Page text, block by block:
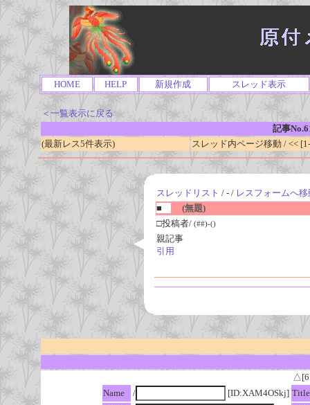
HOME HELP 新規作成 スレッド表示
＜一覧表示に戻る
記事
(最新レス5件表示)
スレッド内ページ移動 / <<
スレッドリスト / - / レスフォームへ移
■
(無題)
□投稿者/ (##)-()
親記事
引用
Name
/ [ID:XAM4OSkj] Title